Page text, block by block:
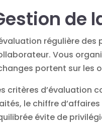
de
régulière
Vous
portent sur les
critères d’évaluation
le chiffre
évite de